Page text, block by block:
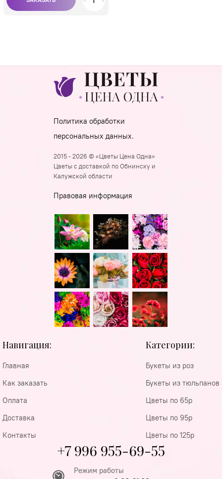
Политика обработки
персональных данных.
2015 - 2026 © «Цветы Цена Одна»
Цветы с доставкой по Обнинску и
Калужской области
Правовая информация
Навигация:
Главная
Как заказать
Оплата
Доставка
Контакты
Категории:
Букеты из роз
Букеты из тюльпанов
Цветы по 65р
Цветы по 95р
Цветы по 125р
+7 996 955-69-55
Режим работы